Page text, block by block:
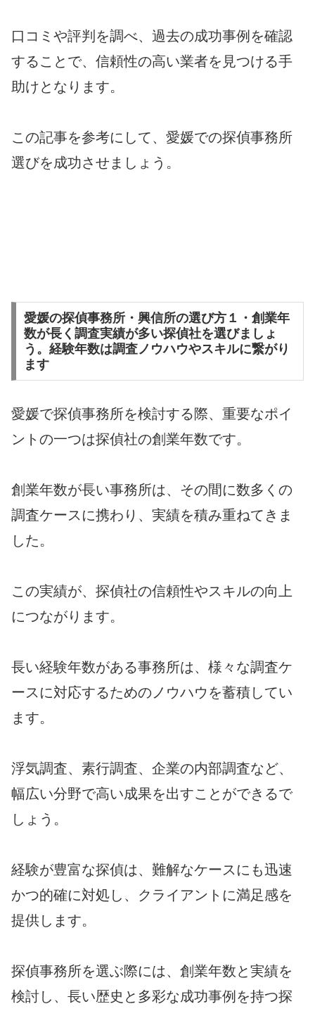
口コミや評判を調べ、過去の成功事例を確認
することで、信頼性の高い業者を見つける手
助けとなります。
この記事を参考にして、愛媛での探偵事務所
選びを成功させましょう。
愛媛の探偵事務所・興信所の選び方１・創業年
数が長く調査実績が多い探偵社を選びましょ
う。経験年数は調査ノウハウやスキルに繋がり
ます
愛媛で探偵事務所を検討する際、重要なポイ
ントの一つは探偵社の創業年数です。
創業年数が長い事務所は、その間に数多くの
調査ケースに携わり、実績を積み重ねてきま
した。
この実績が、探偵社の信頼性やスキルの向上
につながります。
長い経験年数がある事務所は、様々な調査ケ
ースに対応するためのノウハウを蓄積してい
ます。
浮気調査、素行調査、企業の内部調査など、
幅広い分野で高い成果を出すことができるで
しょう。
経験が豊富な探偵は、難解なケースにも迅速
かつ的確に対処し、クライアントに満足感を
提供します。
探偵事務所を選ぶ際には、創業年数と実績を
検討し、長い歴史と多彩な成功事例を持つ探